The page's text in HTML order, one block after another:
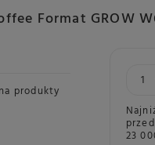
Format GROW
produkty
23